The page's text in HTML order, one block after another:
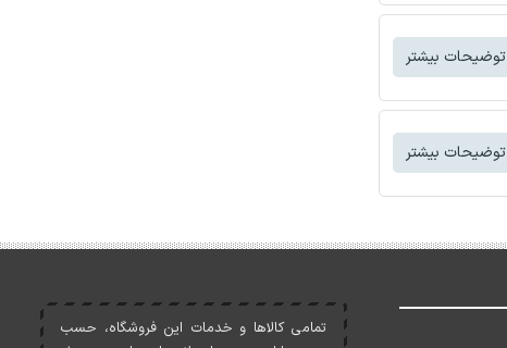
توضیحات بیشتر
توضیحات بیشتر
تمامی کالاها و خدمات اين فروشگاه، حسب